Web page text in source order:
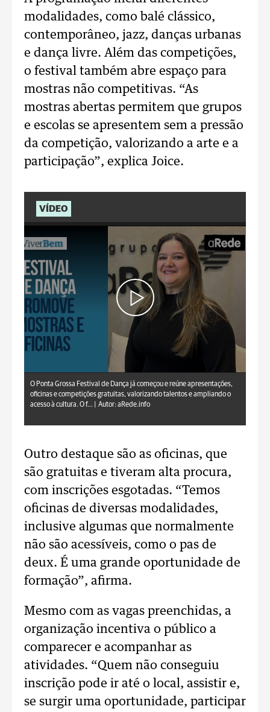
modalidades, como balé clássico,
contemporâneo, jazz, danças urbanas
e dança livre. Além das competições,
o festival também abre espaço para
mostras não competitivas. “As
mostras abertas permitem que grupos
e escolas se apresentem sem a pressão
da competição, valorizando a arte e a
participação”, explica Joice.
VÍDEO
O Ponta Grossa Festival de Dança já começou e reúne apresentações,
oficinas e competições gratuitas, valorizando talentos e ampliando o
acesso à cultura. O f... |
Autor: aRede.info
Outro destaque são as oficinas, que
são gratuitas e tiveram alta procura,
com inscrições esgotadas. “Temos
oficinas de diversas modalidades,
inclusive algumas que normalmente
não são acessíveis, como o pas de
deux. É uma grande oportunidade de
formação”, afirma.
Mesmo com as vagas preenchidas, a
organização incentiva o público a
comparecer e acompanhar as
atividades. “Quem não conseguiu
inscrição pode ir até o local, assistir e,
se surgir uma oportunidade, participar